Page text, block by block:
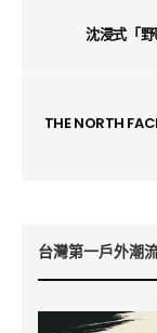
沈浸式「
THE NORTH
台灣第一戶外潮